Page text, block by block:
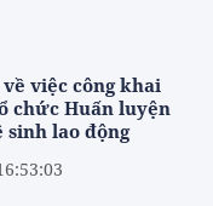
việc công khai
chức Huấn luyện
sinh lao động